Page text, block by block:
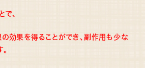
、
効果を得ることができ、副作用も少な